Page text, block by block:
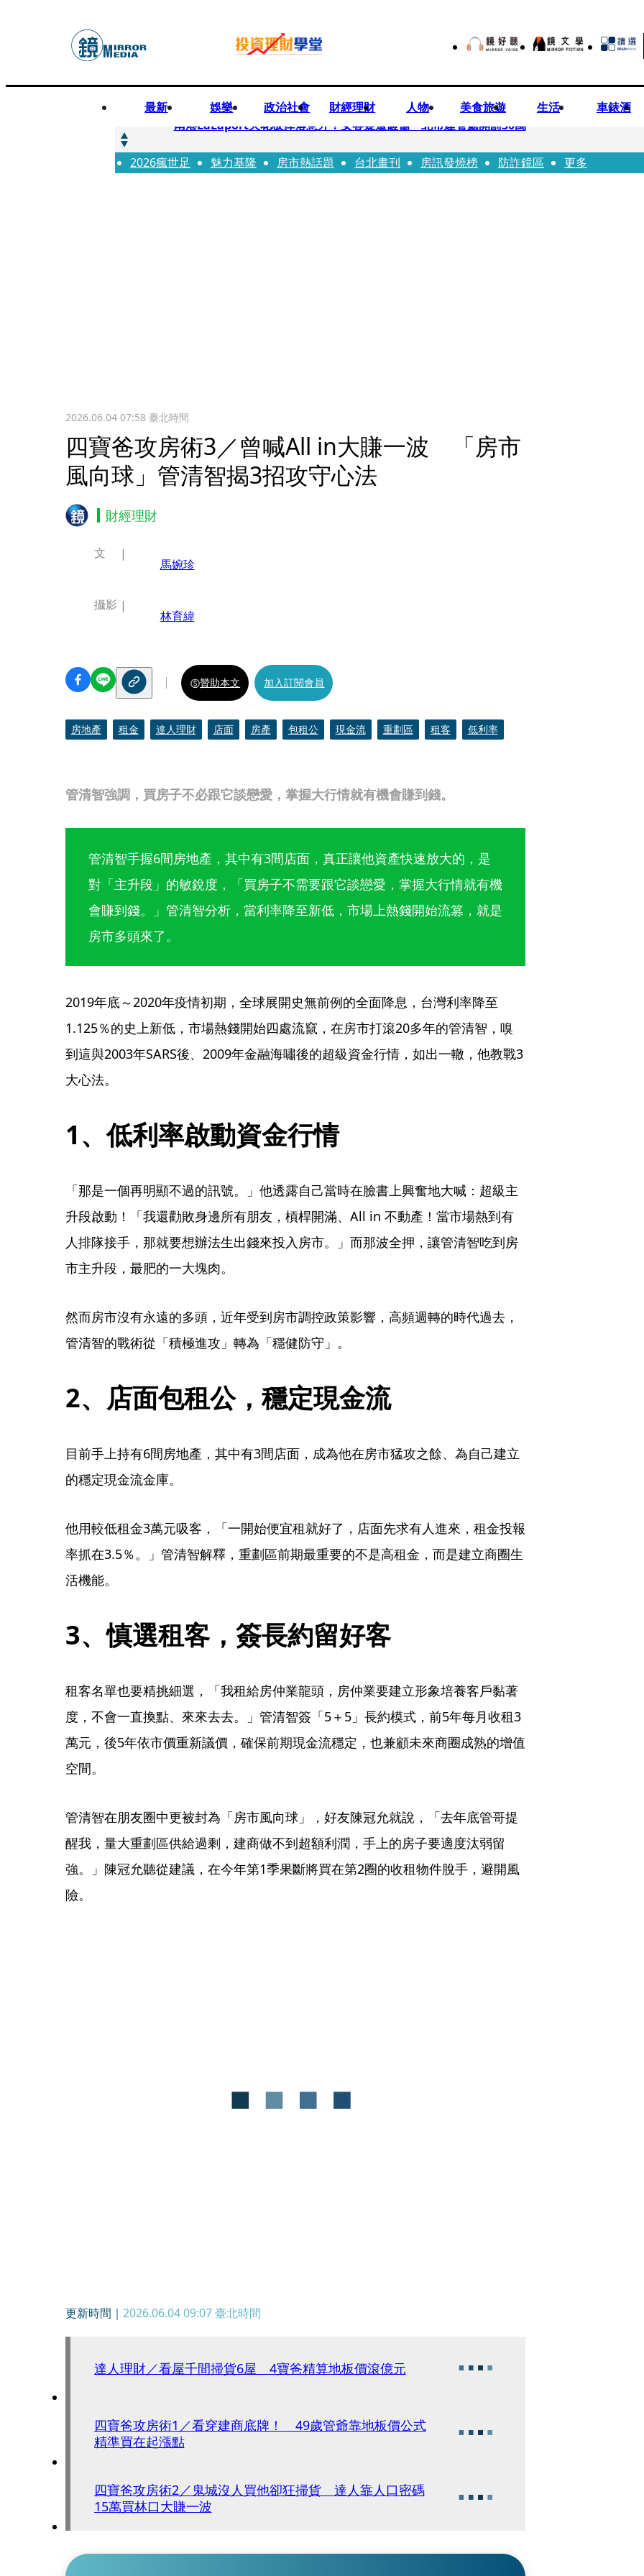
最新 娛樂 政治社會 財經理財 人物 美食旅遊 生活 車錶酒
快訊
南港LaLaport天花板掉落意外！女客疑遭砸傷 北市建管處開罰30萬
快訊
川普又出招！多晶矽產品課15%關稅12月生效 經濟部回應了
2026瘋世足 魅力基隆 房市熱話題 台北畫刊 房訊發燒榜 防詐鏡區 更多
2026.06.04 07:58臺北時間
四寶爸攻房術3／曾喊All in大賺一波 「房市
風向球」管清智揭3招攻守心法
財經理財
管清智強調，買房子不必跟它談戀愛，掌握大行情就有機會賺到錢。
文
馬婉珍
攝影
林育緯
贊助本文 加入訂閱會員
房地產 租金 達人理財 店面 房產 包租公 現金流 重劃區 租客 低利率
管清智手握6間房地產，其中有3間店面，真正讓他資產快速放大的，是
對「主升段」的敏銳度，「買房子不需要跟它談戀愛，掌握大行情就有機
會賺到錢。」管清智分析，當利率降至新低，市場上熱錢開始流篡，就是
房市多頭來了。
2019年底～2020年疫情初期，全球展開史無前例的全面降息，台灣利率降至
1.125％的史上新低，市場熱錢開始四處流竄，在房市打滾20多年的管清智，嗅
到這與2003年SARS後、2009年金融海嘯後的超級資金行情，如出一轍，他教戰3
大心法。
1、低利率啟動資金行情
「那是一個再明顯不過的訊號。」他透露自己當時在臉書上興奮地大喊：超級主
升段啟動！「我還勸敗身邊所有朋友，槓桿開滿、All in 不動產！當市場熱到有
人排隊接手，那就要想辦法生出錢來投入房市。」而那波全押，讓管清智吃到房
市主升段，最肥的一大塊肉。
然而房市沒有永遠的多頭，近年受到房市調控政策影響，高頻週轉的時代過去，
管清智的戰術從「積極進攻」轉為「穩健防守」。
2、店面包租公，穩定現金流
目前手上持有6間房地產，其中有3間店面，成為他在房市猛攻之餘、為自己建立
的穩定現金流金庫。
他用較低租金3萬元吸客，「一開始便宜租就好了，店面先求有人進來，租金投報
率抓在3.5％。」管清智解釋，重劃區前期最重要的不是高租金，而是建立商圈生
活機能。
3、慎選租客，簽長約留好客
租客名單也要精挑細選，「我租給房仲業龍頭，房仲業要建立形象培養客戶黏著
度，不會一直換點、來來去去。」管清智簽「5＋5」長約模式，前5年每月收租3
萬元，後5年依市價重新議價，確保前期現金流穩定，也兼顧未來商圈成熟的增值
空間。
管清智在朋友圈中更被封為「房市風向球」，好友陳冠允就說，「去年底管哥提
醒我，量大重劃區供給過剩，建商做不到超額利潤，手上的房子要適度汰弱留
強。」陳冠允聽從建議，在今年第1季果斷將買在第2圈的收租物件脫手，避開風
險。
更新時間｜ 2026.06.04 09:07臺北時間
達人理財／看屋千間掃貨6屋 4寶爸精算地板價滾億元
四寶爸攻房術1／看穿建商底牌！ 49歲管爺靠地板價公式
精準買在起漲點
四寶爸攻房術2／鬼城沒人買他卻狂掃貨 達人靠人口密碼
15萬買林口大賺一波